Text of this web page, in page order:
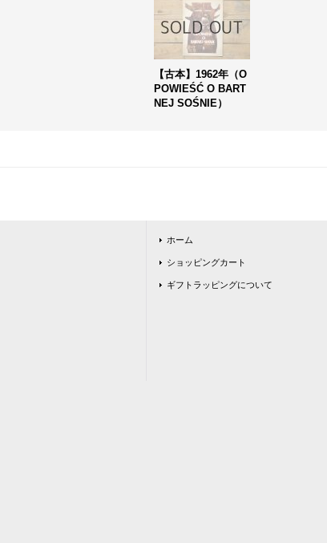
【古本】1962年（O
POWIEŚĆ O BART
NEJ SOŚNIE）
ホーム
ショッピングカート
ギフトラッピングについて